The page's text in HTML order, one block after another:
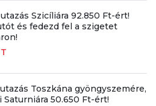
Szicíliára 92.850 Ft-ért!
és fedezd fel a szigetet
Toszkána gyöngyszemére,
Saturniára 50.650 Ft-ért!